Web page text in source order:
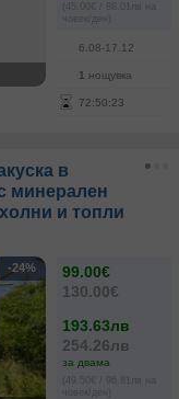
(45.00€ / 88.01лв на
човек/ден)
6.08-17.12
1 нощувка
72:50:23
в
минерален
и топли
99.00€
130.00€
193.63лв
254.26лв
за двама
(49.50€ / 96.81лв на
човек/ден)
-24%